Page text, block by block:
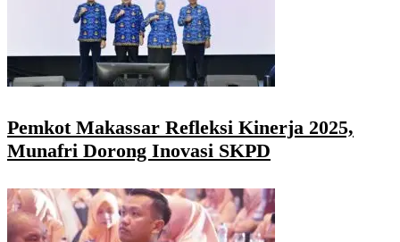
Pemkot Makassar Refleksi Kinerja 2025,
Munafri Dorong Inovasi SKPD